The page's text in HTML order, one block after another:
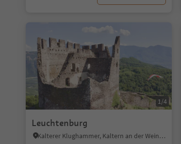
1/4
Leuchtenburg
Kalterer Klughammer, Kaltern an der Weinstraße, Südtiroler Weinstraße